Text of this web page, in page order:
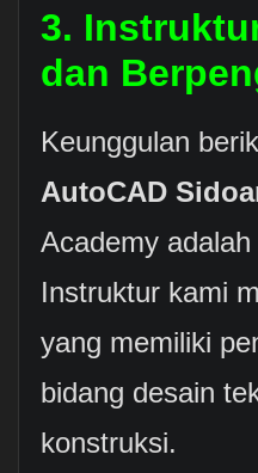
3.
dan
Keunggulan
AutoCAD
Academy
Instruktur kami
yang memiliki
bidang desain
konstruksi.